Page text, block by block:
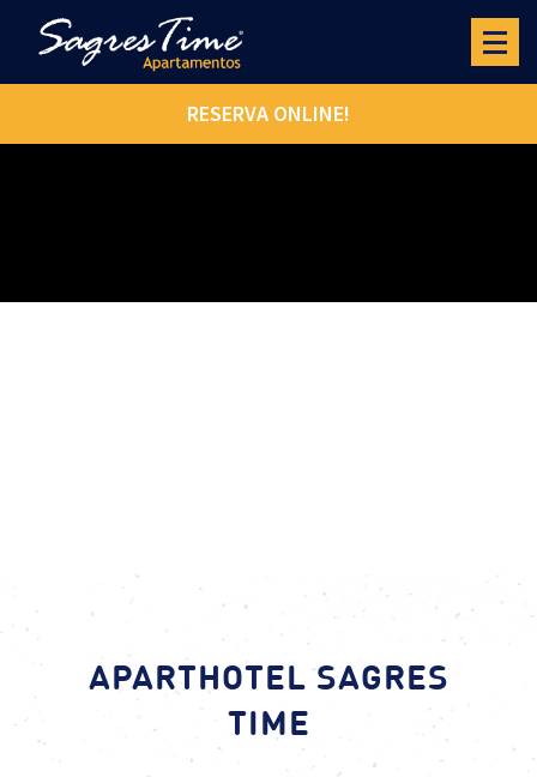
RESERVA ONLINE!
APARTHOTEL SAGRES
TIME